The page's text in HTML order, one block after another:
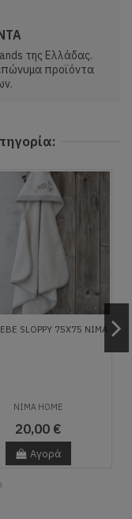
της Ελλάδας.
προϊόντα
SLOPPY 75X75 NIMA
NIMA HOME
20,00 €
Αγορά